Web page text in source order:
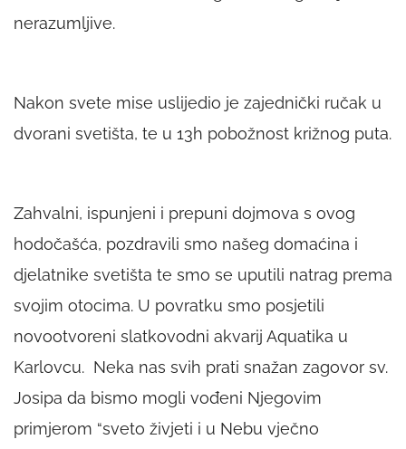
nerazumljive.
Nakon svete mise uslijedio je zajednički ručak u
dvorani svetišta, te u 13h pobožnost križnog puta.
Zahvalni, ispunjeni i prepuni dojmova s ovog
hodočašća, pozdravili smo našeg domaćina i
djelatnike svetišta te smo se uputili natrag prema
svojim otocima. U povratku smo posjetili
novootvoreni slatkovodni akvarij Aquatika u
Karlovcu. Neka nas svih prati snažan zagovor sv.
Josipa da bismo mogli vođeni Njegovim
primjerom “sveto živjeti i u Nebu vječno